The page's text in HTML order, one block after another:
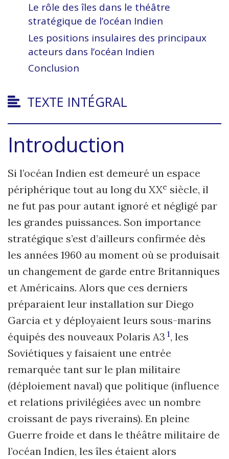
Le rôle des îles dans le théâtre
stratégique de l’océan Indien
Les positions insulaires des principaux
acteurs dans l’océan Indien
Conclusion
TEXTE INTÉGRAL
Introduction
Si l’océan Indien est demeuré un espace
périphérique tout au long du XXe siècle, il
ne fut pas pour autant ignoré et négligé par
les grandes puissances. Son importance
stratégique s’est d’ailleurs confirmée dès
les années 1960 au moment où se produisait
un changement de garde entre Britanniques
et Américains. Alors que ces derniers
préparaient leur installation sur Diego
Garcia et y déployaient leurs sous-marins
équipés des nouveaux Polaris A3 1, les
Soviétiques y faisaient une entrée
remarquée tant sur le plan militaire
(déploiement naval) que politique (influence
et relations privilégiées avec un nombre
croissant de pays riverains). En pleine
Guerre froide et dans le théâtre militaire de
l’océan Indien, les îles étaient alors